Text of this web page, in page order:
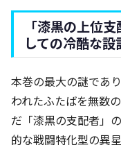
「漆黒の上位
しての冷酷な設
本巻の最大の謎であ
われたふたばを無数
だ「漆黒の支配者」
的な戦闘特化型の異